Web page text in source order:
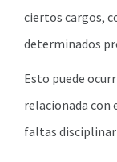
ciertos cargos,
determinados
Esto puede
relacionada con
faltas